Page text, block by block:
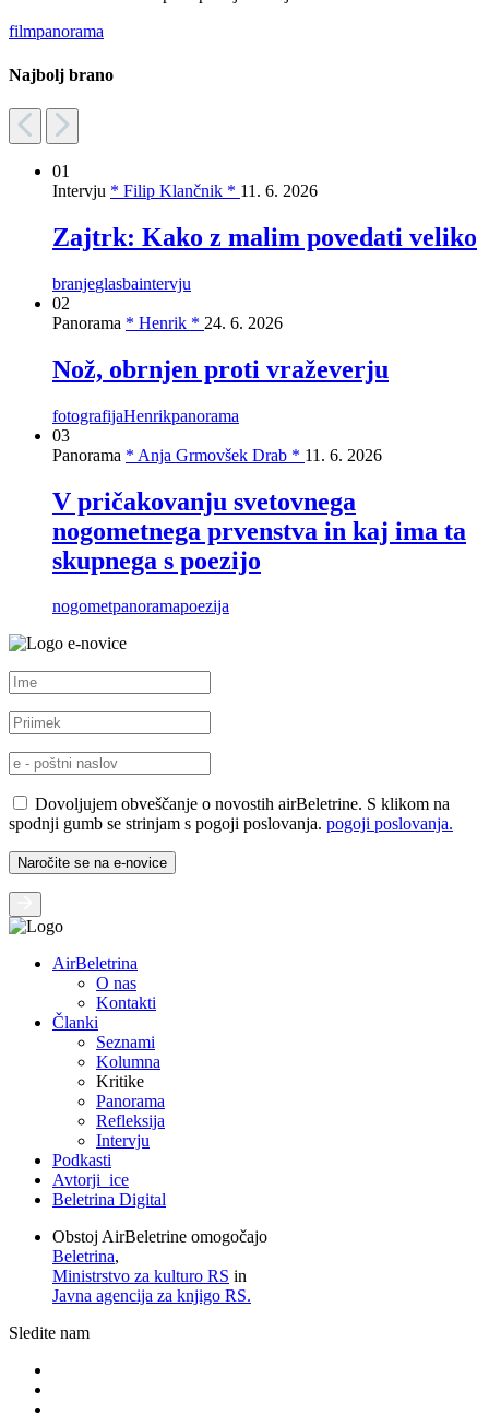
filmpanorama
Najbolj brano
01
Intervju * Filip Klančnik * 11. 6. 2026
Zajtrk: Kako z malim povedati veliko
branjeglasbaintervju
02
Panorama * Henrik * 24. 6. 2026
Nož, obrnjen proti vraževerju
fotografijaHenrikpanorama
03
Panorama * Anja Grmovšek Drab * 11. 6. 2026
V pričakovanju svetovnega
nogometnega prvenstva in kaj ima ta
skupnega s poezijo
nogometpanoramapoezija
e-novice
Dovoljujem obveščanje o novostih airBeletrine. S klikom na
spodnji gumb se strinjam s pogoji poslovanja. pogoji poslovanja.
AirBeletrina
O nas
Kontakti
Članki
Seznami
Kolumna
Kritike
Panorama
Refleksija
Intervju
Podkasti
Avtorji_ice
Beletrina Digital
Obstoj AirBeletrine omogočajo
Beletrina,
Ministrstvo za kulturo RS in
Javna agencija za knjigo RS.
Sledite nam